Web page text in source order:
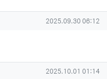
작성일
2025.09.30 06:12
작성일
2025.10.01 01:14